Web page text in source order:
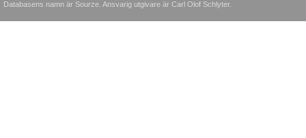
Databasens namn är Sourze. Ansvarig utgivare är Carl Olof Schlyter.